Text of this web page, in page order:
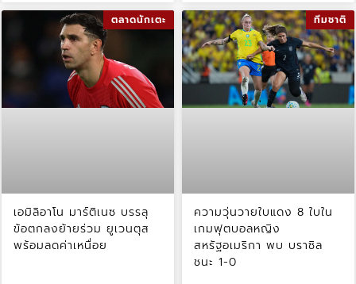
ตลาดนักเตะ
เอมิลิอาโน มาร์ติเนซ บรรลุ
ข้อตกลงย้ายร่วม ยูเวนตุส
พร้อมลดค่าเหนื่อย
ทีมชาติ
ความวุ่นวายใบแดง 8 ใบใน
เกมฟุตบอลหญิง
สหรัฐอเมริกา พบ บราซิล
ชนะ 1-0